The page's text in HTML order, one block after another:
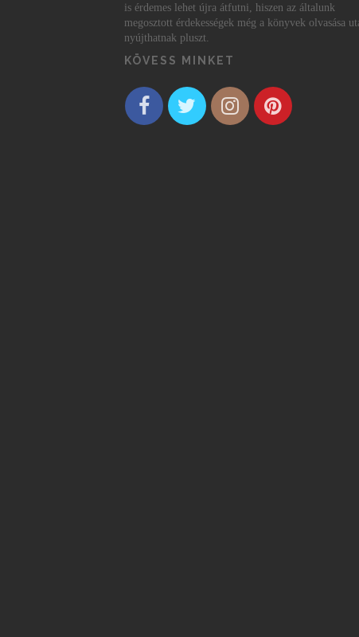
is érdemes lehet újra átfutni, hiszen az általunk
megosztott érdekességek még a könyvek olvasása
nyújthatnak pluszt.
KÖVESS MINKET